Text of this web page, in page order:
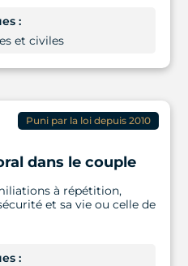
:
et civiles
Puni par la loi depuis 2010
dans le couple
à répétition,
et sa vie ou celle de
: